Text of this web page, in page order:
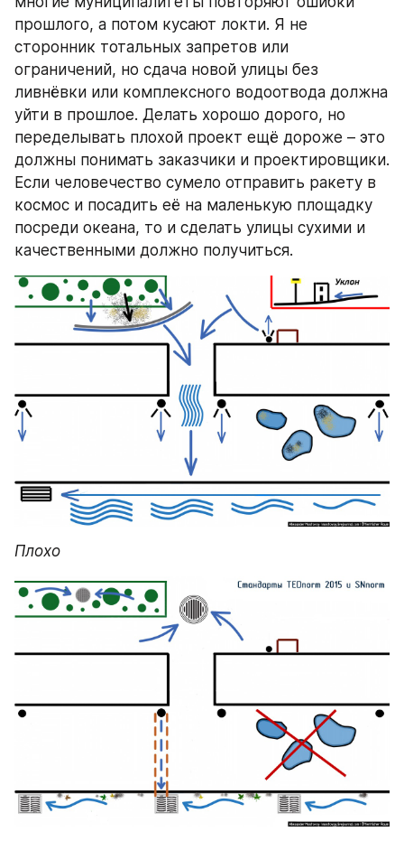
прошлого, а потом кусают локти. Я не
сторонник тотальных запретов или
ограничений, но сдача новой улицы без
ливнёвки или комплексного водоотвода должна
уйти в прошлое. Делать хорошо дорого, но
переделывать плохой проект ещё дороже – это
должны понимать заказчики и проектировщики.
Если человечество сумело отправить ракету в
космос и посадить её на маленькую площадку
посреди океана, то и сделать улицы сухими и
качественными должно получиться.
Плохо